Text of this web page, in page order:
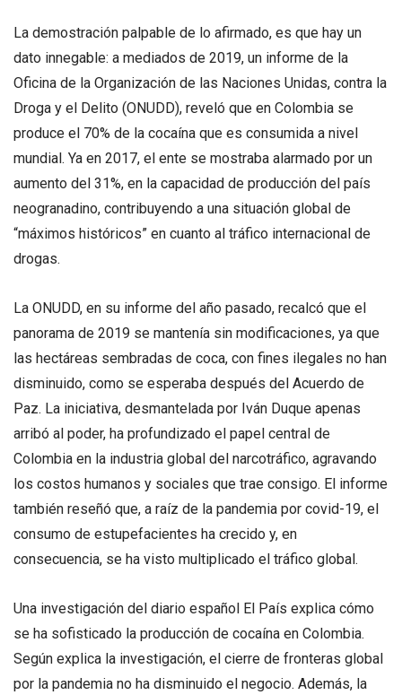
La demostración palpable de lo afirmado, es que hay un
dato innegable: a mediados de 2019, un informe de la
Oficina de la Organización de las Naciones Unidas, contra la
Droga y el Delito (ONUDD), reveló que en Colombia se
produce el 70% de la cocaína que es consumida a nivel
mundial. Ya en 2017, el ente se mostraba alarmado por un
aumento del 31%, en la capacidad de producción del país
neogranadino, contribuyendo a una situación global de
“máximos históricos” en cuanto al tráfico internacional de
drogas.
La ONUDD, en su informe del año pasado, recalcó que el
panorama de 2019 se mantenía sin modificaciones, ya que
las hectáreas sembradas de coca, con fines ilegales no han
disminuido, como se esperaba después del Acuerdo de
Paz. La iniciativa, desmantelada por Iván Duque apenas
arribó al poder, ha profundizado el papel central de
Colombia en la industria global del narcotráfico, agravando
los costos humanos y sociales que trae consigo. El informe
también reseñó que, a raíz de la pandemia por covid-19, el
consumo de estupefacientes ha crecido y, en
consecuencia, se ha visto multiplicado el tráfico global.
Una investigación del diario español El País explica cómo
se ha sofisticado la producción de cocaína en Colombia.
Según explica la investigación, el cierre de fronteras global
por la pandemia no ha disminuido el negocio. Además, la